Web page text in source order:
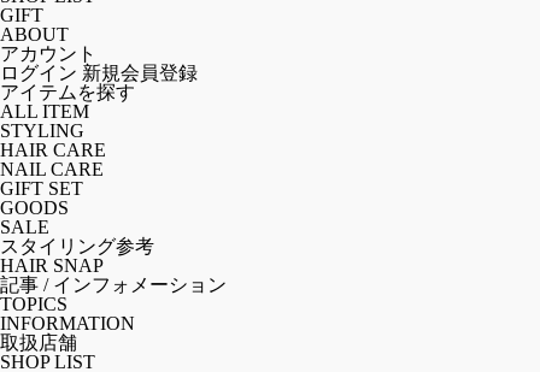
GIFT
ABOUT
アカウント
ログイン 新規会員登録
アイテムを探す
ALL ITEM
STYLING
HAIR CARE
NAIL CARE
GIFT SET
GOODS
SALE
スタイリング参考
HAIR SNAP
記事 / インフォメーション
TOPICS
INFORMATION
取扱店舗
SHOP LIST